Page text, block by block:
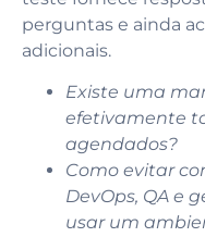
perguntas e ainda
adicionais.
Existe uma
efetivamente
agendados?
Como evitar
DevOps, QA e
usar um